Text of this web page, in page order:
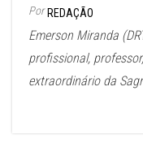
Por REDAÇÃO
Emerson Miranda
profissional,
extraordinário da